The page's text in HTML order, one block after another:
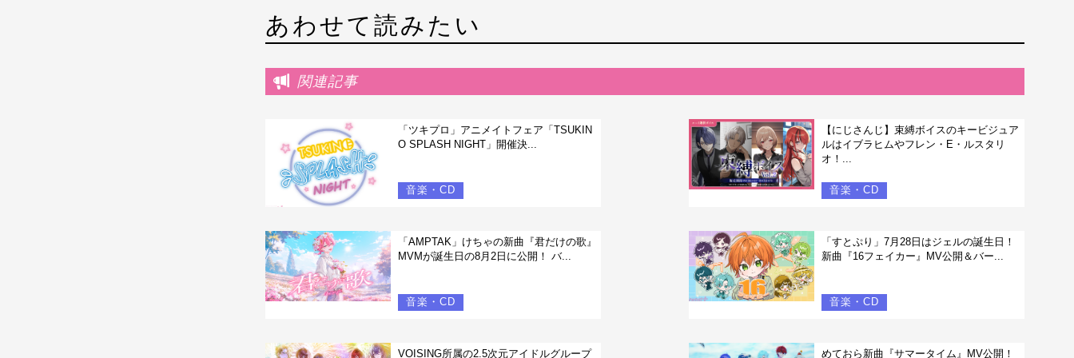
あわせて読みたい
関連記事
「ツキプロ」アニメイトフェア「TSUKIN
O SPLASH NIGHT」開催決...
音楽・CD
【にじさんじ】束縛ボイスのキービジュア
ルはイブラヒムやフレン・E・ルスタリ
オ！...
音楽・CD
「AMPTAK」けちゃの新曲『君だけの歌』
MVMが誕生日の8月2日に公開！ バ...
音楽・CD
「すとぷり」7月28日はジェルの誕生日！
新曲『16フェイカー』MV公開＆バー...
音楽・CD
VOISING所属の2.5次元アイドルグループ めておら新曲『サマータイム』MV公開！